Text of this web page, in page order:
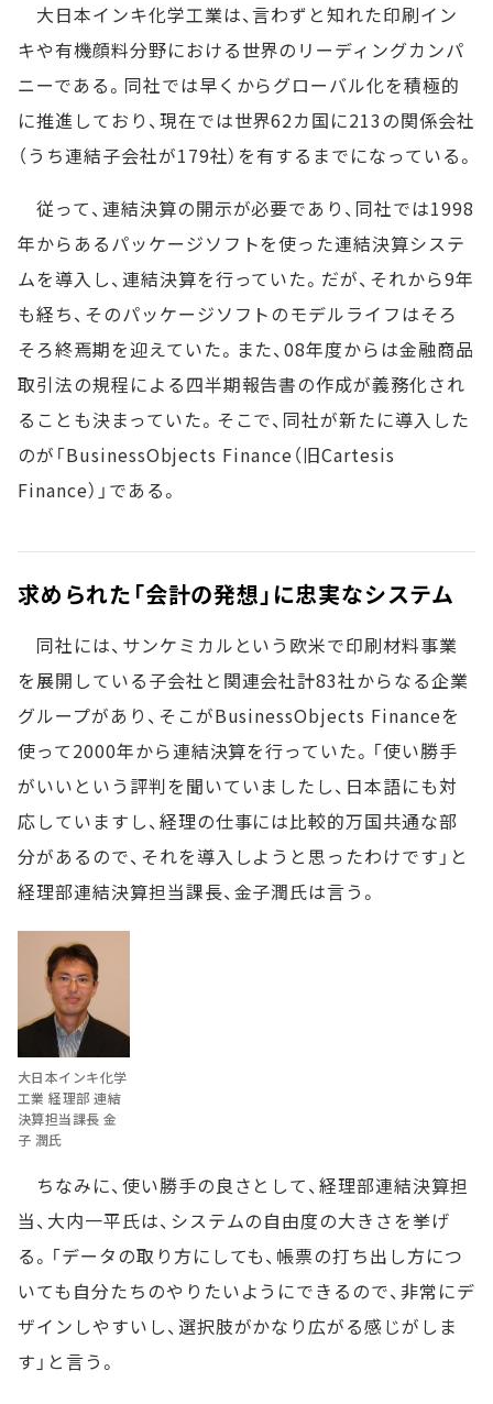
大日本インキ化学工業は、言わずと知れた印刷イン
キや有機顔料分野における世界のリーディングカンパ
ニーである。同社では早くからグローバル化を積極的
に推進しており、現在では世界62カ国に213の関係会社
（うち連結子会社が179社）を有するまでになっている。
従って、連結決算の開示が必要であり、同社では1998
年からあるパッケージソフトを使った連結決算システ
ムを導入し、連結決算を行っていた。だが、それから9年
も経ち、そのパッケージソフトのモデルライフはそろ
そろ終焉期を迎えていた。また、08年度からは金融商品
取引法の規程による四半期報告書の作成が義務化され
ることも決まっていた。そこで、同社が新たに導入した
のが「BusinessObjects Finance（旧Cartesis
Finance）」である。
求められた「会計の発想」に忠実なシステム
同社には、サンケミカルという欧米で印刷材料事業
を展開している子会社と関連会社計83社からなる企業
グループがあり、そこがBusinessObjects Financeを
使って2000年から連結決算を行っていた。「使い勝手
がいいという評判を聞いていましたし、日本語にも対
応していますし、経理の仕事には比較的万国共通な部
分があるので、それを導入しようと思ったわけです」と
経理部連結決算担当課長、金子潤氏は言う。
大日本インキ化学
工業 経理部 連結
決算担当課長 金
子 潤氏
ちなみに、使い勝手の良さとして、経理部連結決算担
当、大内一平氏は、システムの自由度の大きさを挙げ
る。「データの取り方にしても、帳票の打ち出し方につ
いても自分たちのやりたいようにできるので、非常にデ
ザインしやすいし、選択肢がかなり広がる感じがしま
す」と言う。